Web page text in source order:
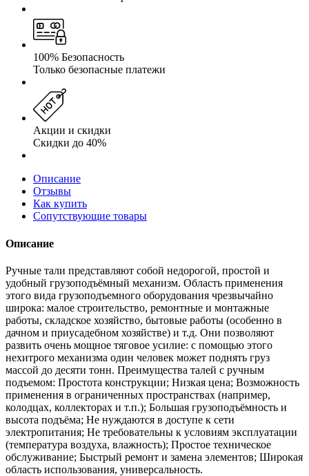
100% Безопасность
Только безопасные платежи
Акции и скидки
Скидки до 40%
Описание
Отзывы
Как купить
Сопутствующие товары
Описание
Ручные тали представляют собой недорогой, простой и
удобный грузоподъёмный механизм. Область применения
этого вида грузоподъемного оборудования чрезвычайно
широка: малое строительство, ремонтные и монтажные
работы, складское хозяйство, бытовые работы (особенно в
дачном и приусадебном хозяйстве) и т.д. Они позволяют
развить очень мощное тяговое усилие: с помощью этого
нехитрого механизма один человек может поднять груз
массой до десяти тонн. Преимущества талей с ручным
подъемом: Простота конструкции; Низкая цена; Возможность
применения в ограниченных пространствах (например,
колодцах, коллекторах и т.п.); Большая грузоподъёмность и
высота подъёма; Не нуждаются в доступе к сети
электропитания; Не требовательны к условиям эксплуатации
(температура воздуха, влажность); Простое техническое
обслуживание; Быстрый ремонт и замена элементов; Широкая
область использования, универсальность.